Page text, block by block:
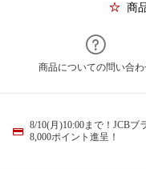
商
商品についての問い合
8/10(月)10:00まで！JCB
8,000ポイント進呈！